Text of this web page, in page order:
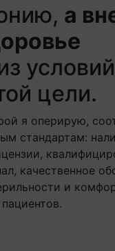
а
цели.
я оперирую,
стандартам:
качественное
и